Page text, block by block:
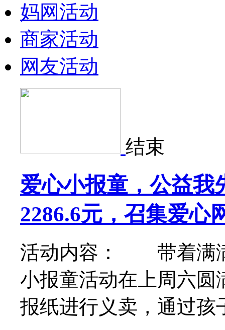
妈网活动
商家活动
网友活动
结束
爱心小报童，公益我
2286.6元，召集爱心
活动内容： 带着满满
小报童活动在上周六圆
报纸进行义卖，通过孩